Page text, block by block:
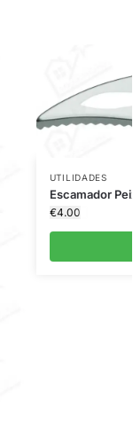
UTILIDADES
Escamador
€4.00